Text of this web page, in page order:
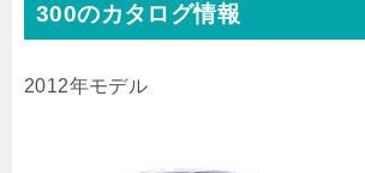
300のカタログ情報
2012年モデル